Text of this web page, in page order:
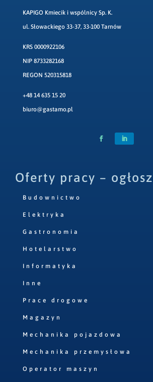
KAPIGO Kmiecik i wspólnicy Sp. K.
ul. Słowackiego 33-37, 33-100 Tarnów
KRS 0000922106
NIP 8733282168
REGON 520315818
+48 14 635 15 20
biuro@gastamo.pl
Oferty pracy –
Budownictwo
Elektryka
Gastronomia
Hotelarstwo
Informatyka
Inne
Prace drogowe
Magazyn
Mechanika pojazdowa
Mechanika przemysłowa
Operator maszyn